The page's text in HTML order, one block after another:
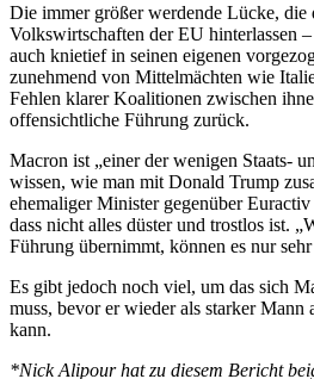
Die immer größer werdende Lücke, die
Volkswirtschaften der EU hinterlassen
auch knietief in seinen eigenen
zunehmend von Mittelmächten wie
Fehlen klarer Koalitionen zwischen
offensichtliche Führung zurück.
Macron ist „einer der wenigen Staats-
wissen, wie man mit Donald Trump
ehemaliger Minister gegenüber
dass nicht alles düster und trostlos ist.
Führung übernimmt, können es nur
Es gibt jedoch noch viel, um das sich
muss, bevor er wieder als starker Mann
kann.
*Nick Alipour hat zu diesem Bericht